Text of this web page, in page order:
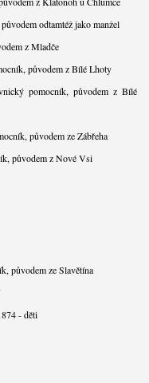
odtamtéž jako manžel
z Mladče
původem z Bílé Lhoty
pomocník, původem z Bílé
původem ze Zábřeha
původem z Nové Vsi
původem ze Slavětína
- děti